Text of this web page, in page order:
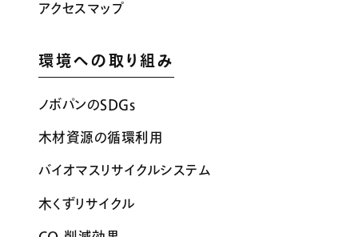
アクセスマップ
環境への取り組み
ノボパンのSDGs
木材資源の循環利用
バイオマスリサイクルシステム
木くずリサイクル